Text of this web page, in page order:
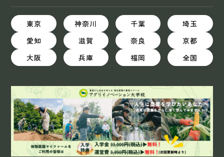
東京 神奈川 千葉
埼玉
愛知
滋賀 奈良
京都
大阪
兵庫 福岡 全国